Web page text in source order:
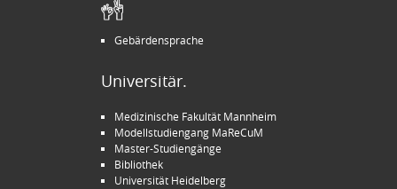
Gebärdensprache
Universitär.
Medizinische Fakultät Mannheim
Modellstudiengang MaReCuM
Master-Studiengänge
Bibliothek
Universität Heidelberg